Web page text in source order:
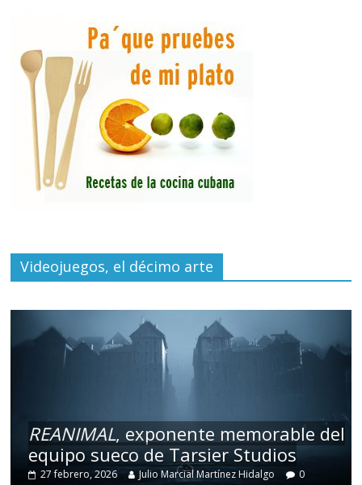
Videojuegos, el décimo arte
REANIMAL, exponente memorable del
equipo sueco de Tarsier Studios
27 febrero, 2026 Julio Marcial Martínez Hidalgo 0